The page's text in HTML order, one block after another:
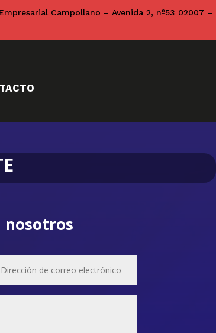
Campollano – Avenida 2, nº53 02007 –
nosotros